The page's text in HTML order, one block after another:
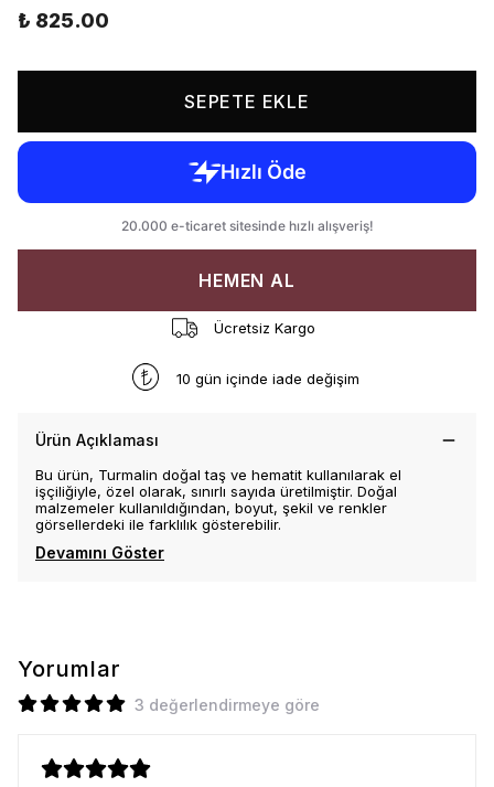
₺ 825.00
SEPETE EKLE
HEMEN AL
Ücretsiz Kargo
10 gün içinde iade değişim
Ürün Açıklaması
Bu ürün, Turmalin doğal taş ve hematit kullanılarak el
işçiliğiyle, özel olarak, sınırlı sayıda üretilmiştir. Doğal
malzemeler kullanıldığından, boyut, şekil ve renkler
görsellerdeki ile farklılık gösterebilir.
Devamını Göster
Yorumlar
3 değerlendirmeye göre